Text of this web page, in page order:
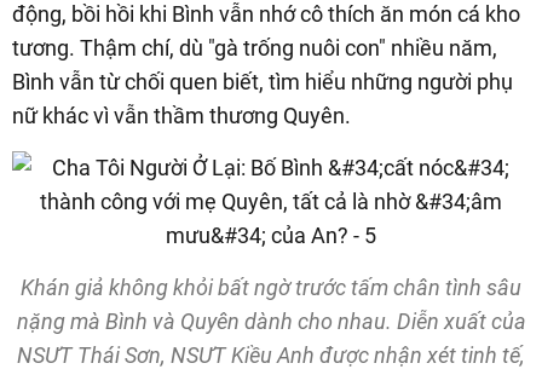
động, bồi hồi khi Bình vẫn nhớ cô thích ăn món cá kho
tương. Thậm chí, dù "gà trống nuôi con" nhiều năm,
Bình vẫn từ chối quen biết, tìm hiểu những người phụ
nữ khác vì vẫn thầm thương Quyên.
Khán giả không khỏi bất ngờ trước tấm chân tình sâu
nặng mà Bình và Quyên dành cho nhau. Diễn xuất của
NSƯT Thái Sơn, NSƯT Kiều Anh được nhận xét tinh tế,